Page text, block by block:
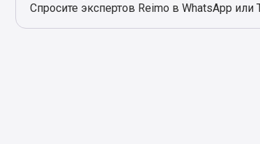
Спросите экспертов Reimo в WhatsApp или